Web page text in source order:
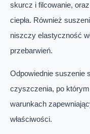
skurcz i filcowanie,
ciepła. Również
niszczy elastyczność
przebarwień.
Odpowiednie suszenie
czyszczenia, po
warunkach
właściwości.